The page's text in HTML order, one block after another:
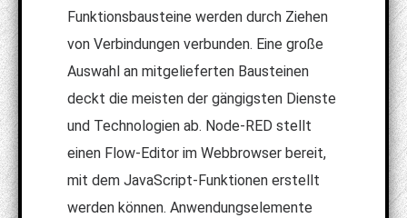
Funktionsbausteine werden durch Ziehen
von Verbindungen verbunden. Eine große
Auswahl an mitgelieferten Bausteinen
deckt die meisten der gängigsten Dienste
und Technologien ab. Node-RED stellt
einen Flow-Editor im Webbrowser bereit,
mit dem JavaScript-Funktionen erstellt
werden können. Anwendungselemente